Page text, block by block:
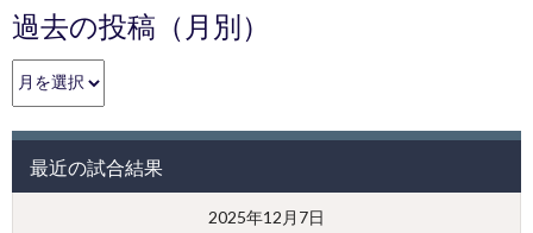
過去の投稿（月別）
過
去
投
（月
最近の試合結果
2025年12月7日